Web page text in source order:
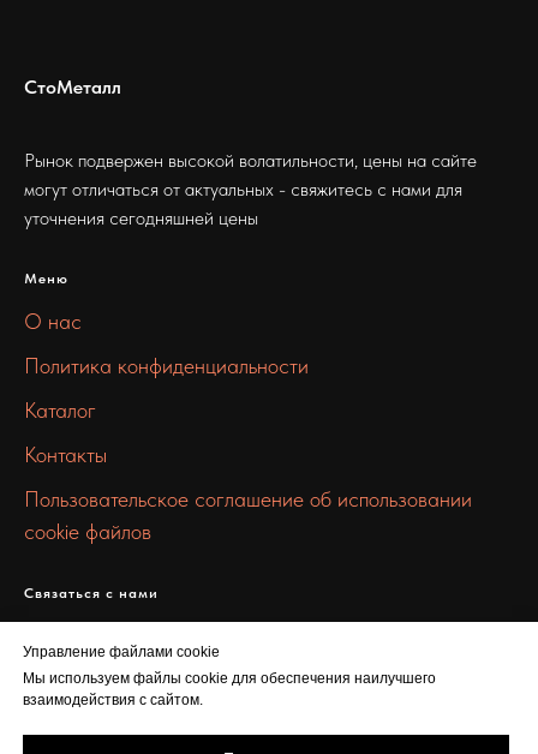
Управление файлами cookie
Мы используем файлы cookie для обеспечения наилучшего
взаимодействия с сайтом.
СтоМеталл
Рынок подвержен высокой волатильности, цены на сайте
могут отличаться от актуальных - свяжитесь с нами для
уточнения сегодняшней цены
Меню
О нас
Политика конфиденциальности
Каталог
Контакты
Пользовательское соглашение об использовании
cookie файлов
Связаться с нами
+7 919 387 7469